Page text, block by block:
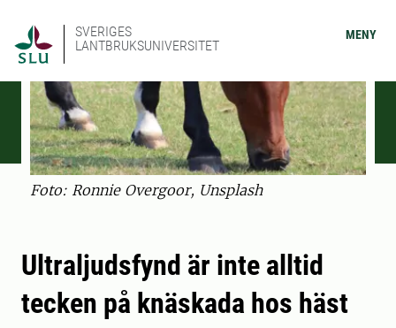
SVERIGES
LANTBRUKSUNIVERSITET
MENY
Foto: Ronnie Overgoor, Unsplash
Ultraljudsfynd är inte alltid
tecken på knäskada hos häst